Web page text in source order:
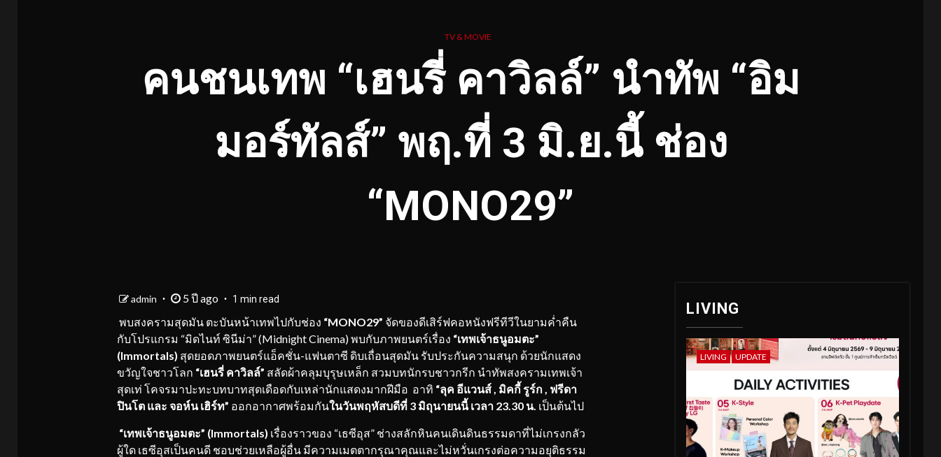
TV & MOVIE
คนชนเทพ “เฮนรี่ คาวิลล์” นำทัพ “อิม
มอร์ทัลส์” พฤ.ที่ 3 มิ.ย.นี้ ช่อง
“MONO29”
admin 5 ปี ago 1 min read
พบสงครามสุดมัน ตะบันหน้าเทพไปกับช่อง “MONO29” จัดของดีเสิร์ฟคอหนังฟรีทีวีในยามค่ำคืน
กับโปรแกรม “มิดไนท์ ซินีม่า” (Midnight Cinema) พบกับภาพยนตร์เรื่อง “เทพเจ้าธนูอมตะ”
(Immortals) สุดยอดภาพยนตร์แอ็คชั่น-แฟนตาซี ดิบเถื่อนสุดมัน รับประกันความสนุก ด้วยนักแสดง
ขวัญใจชาวโลก “เฮนรี่ คาวิลล์” สลัดผ้าคลุมบุรุษเหล็ก สวมบทนักรบชาวกรีก นำทัพสงครามเทพเจ้า
สุดเท่ โคจรมาปะทะบทบาทสุดเดือดกับเหล่านักแสดงมากฝีมือ อาทิ “ลุค อีแวนส์, มิคกี้ รูร์ก , ฟรีดา
ปินโต และ จอห์น เฮิร์ท” ออกอากาศพร้อมกันในวันพฤหัสบดีที่ 3 มิถุนายนนี้ เวลา 23.30 น. เป็นต้นไป
“เทพเจ้าธนูอมตะ” (Immortals) เรื่องราวของ “เธซีอุส” ช่างสลักหินคนเดินดินธรรมดาที่ไม่เกรงกลัว
ผู้ใด เธซีอุสเป็นคนดี ชอบช่วยเหลือผู้อื่น มีความเมตตากรุณาคุณและไม่หวั่นเกรงต่อความอยุติธรรม
LIVING
LIVING UPDATE